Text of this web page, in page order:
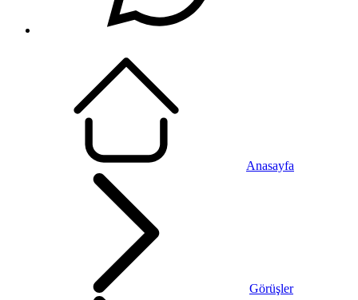
Anasayfa
Görüşler